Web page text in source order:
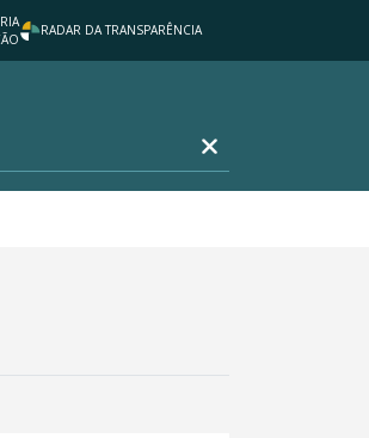
RADAR DA TRANSPARÊNCIA